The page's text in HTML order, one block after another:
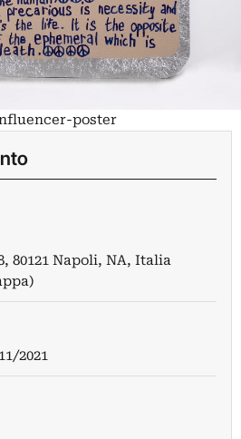
poster
80121 Napoli, NA, Italia
2021